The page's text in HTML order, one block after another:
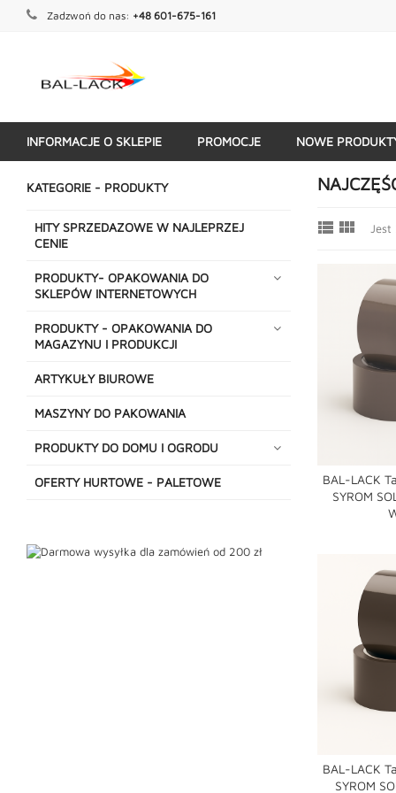
Zadzwoń do nas: +48 601-675-161
INFORMACJE O SKLEPIE PROMOCJE NOWE
KATEGORIE - PRODUKTY
KATEGORIE - PRODUKTY
HITY SPRZEDAZOWE W NAJLEPRZEJ
CENIE
PRODUKTY- OPAKOWANIA DO
SKLEPÓW INTERNETOWYCH
PRODUKTY - OPAKOWANIA DO
MAGAZYNU I PRODUKCJI
ARTYKUŁY BIUROWE
MASZYNY DO PAKOWANIA
PRODUKTY DO DOMU I OGRODU
OFERTY HURTOWE - PALETOWE
 
BAL-LACK
SYROM
BAL-LACK
SYROM